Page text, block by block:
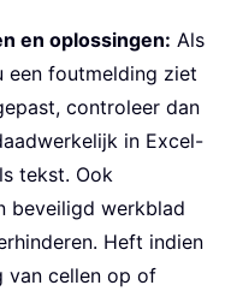
en oplossingen: Als
foutmelding ziet
controleer dan
in Excel-
tekst. Ook
beveiligd werkblad
Heft indien
van cellen op of